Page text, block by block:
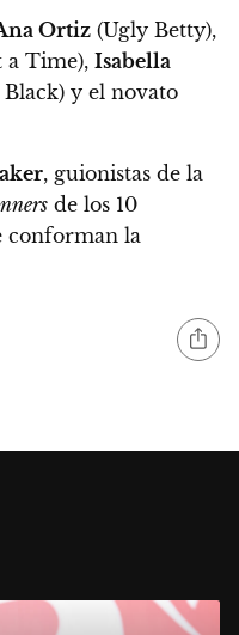
Ortiz (Ugly Betty),
a Time), Isabella
y el novato
, guionistas de la
de los 10
conforman la